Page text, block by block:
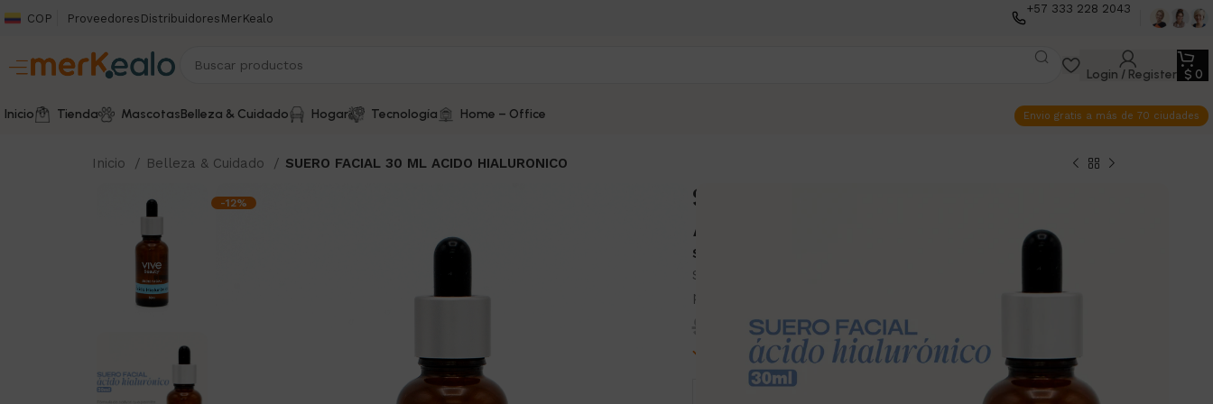
COP Proveedores Distribuidores MerKealo
+57 333 228 2043
Login / Register $ 0
Inicio Tienda MascotasBelleza & Cuidado Hogar Tecnología Home – Office Envio gratis a más de 70 ciudades
Inicio Belleza & Cuidado SUERO FACIAL 30 ML ACIDO HIALURONICO
-12%
SUERO FACIAL 30 ML
ACIDO HIALURONICO
SKU:
Suero Facial Ácido Hialurónico 30 ml Vive Beauty. Hidratación
profunda, piel suave y rejuvenecida.
42.000 $37.000
3 disponibles